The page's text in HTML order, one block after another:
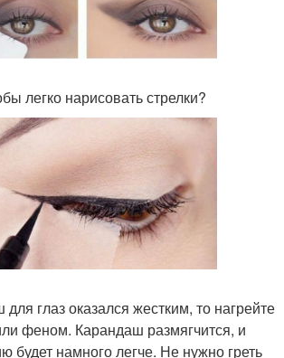
легко нарисовать стрелки?
глаз оказался жестким, то нагрейте
феном. Карандаш размягчится, и
будет намного легче. Не нужно греть